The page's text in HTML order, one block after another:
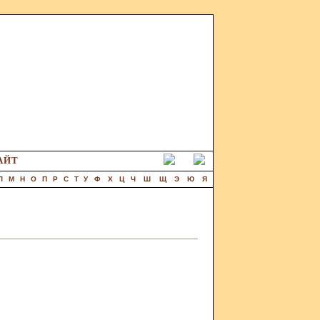
М Н О П Р С Т У Ф Х Ц Ч Ш Щ Э Ю Я